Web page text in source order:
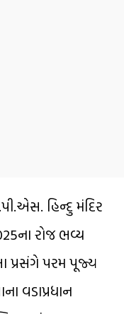
હિન્દુ મંદિર
રોજ ભવ્ય
પ્રસંગે પરમ પૂજ્ય
વડાપ્રધાન